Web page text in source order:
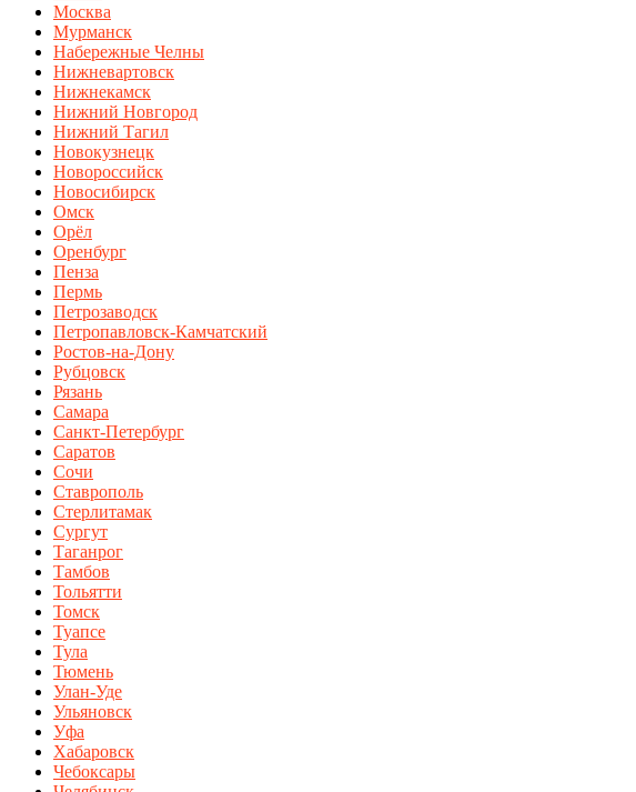
Москва
Мурманск
Набережные Челны
Нижневартовск
Нижнекамск
Нижний Новгород
Нижний Тагил
Новокузнецк
Новороссийск
Новосибирск
Омск
Орёл
Оренбург
Пенза
Пермь
Петрозаводск
Петропавловск-Камчатский
Ростов-на-Дону
Рубцовск
Рязань
Самара
Санкт-Петербург
Саратов
Сочи
Ставрополь
Стерлитамак
Сургут
Таганрог
Тамбов
Тольятти
Томск
Туапсе
Тула
Тюмень
Улан-Уде
Ульяновск
Уфа
Хабаровск
Чебоксары